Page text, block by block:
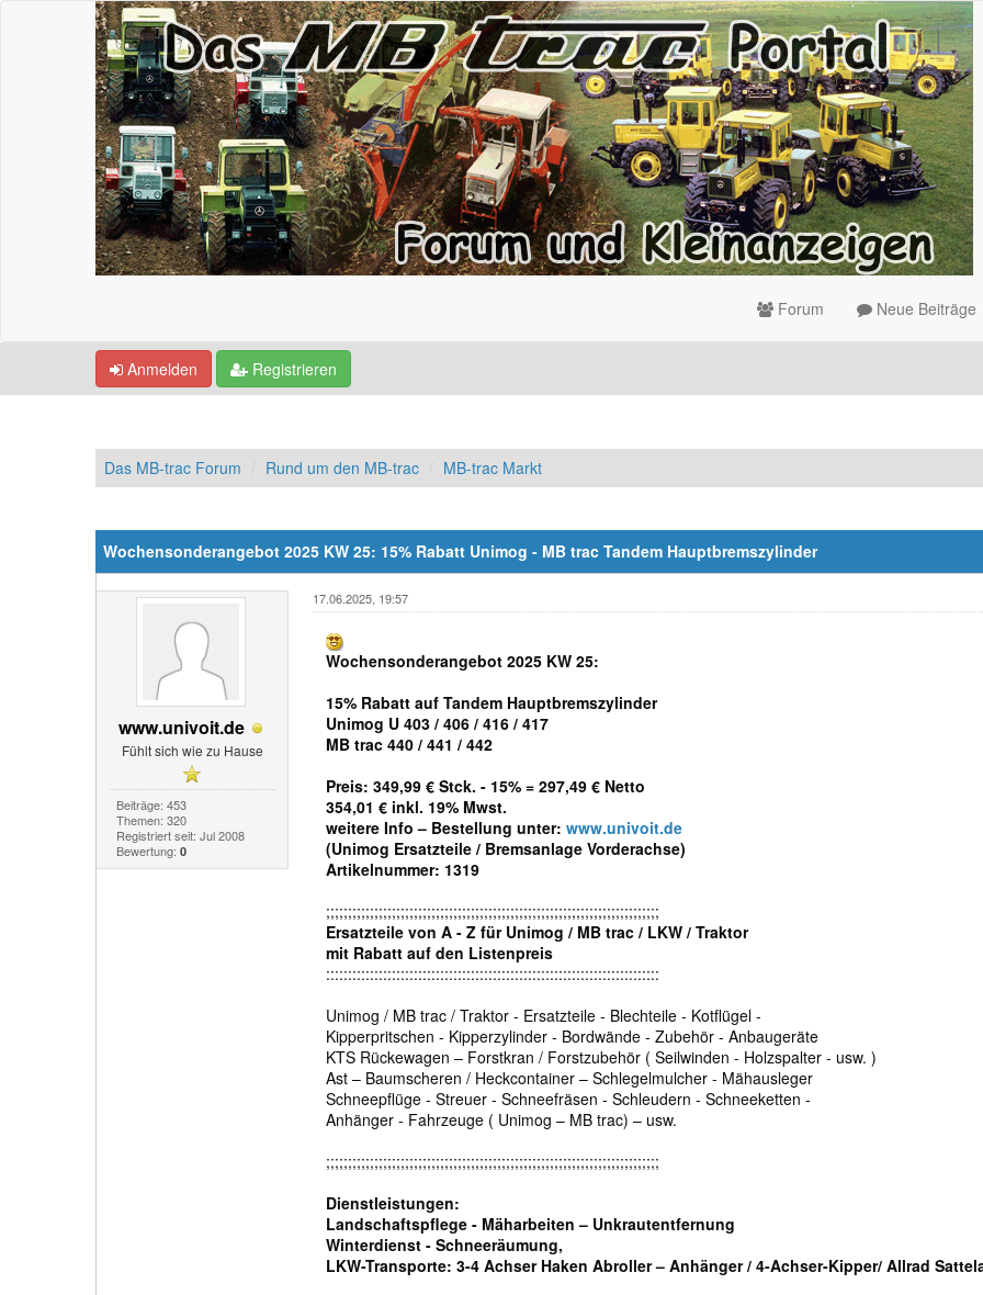
Forum Neue Beiträge
Anmelden Registrieren
Das MB-trac Forum Rund um den MB-trac MB-trac Markt
Wochensonderangebot 2025 KW 25: 15% Rabatt Unimog - MB trac Tandem Hauptbremszylinder
www.univoit.de
Fühlt sich wie zu Hause
Beiträge: 453
Themen: 320
Registriert seit: Jul 2008
Bewertung: 0
17.06.2025, 19:57
Wochensonderangebot 2025 KW 25:
15% Rabatt auf Tandem Hauptbremszylinder
Unimog U 403 / 406 / 416 / 417
MB trac 440 / 441 / 442
Preis: 349,99 € Stck. - 15% = 297,49 € Netto
354,01 € inkl. 19% Mwst.
weitere Info – Bestellung unter: www.univoit.de
(Unimog Ersatzteile / Bremsanlage Vorderachse)
Artikelnummer: 1319
;;;;;;;;;;;;;;;;;;;;;;;;;;;;;;;;;;;;;;;;;;;;;;;;;;;;;;;;;;;;;;;;;;;;;;;;;;;;
Ersatzteile von A - Z für Unimog / MB trac / LKW / Traktor
mit Rabatt auf den Listenpreis
::::::::::::::::::::::::::::::::::::::::::::::::::::::::::::::::::::::::::::
Unimog / MB trac / Traktor - Ersatzteile - Blechteile - Kotflügel -
Kipperpritschen - Kipperzylinder - Bordwände - Zubehör - Anbaugeräte
KTS Rückewagen – Forstkran / Forstzubehör ( Seilwinden - Holzspalter - usw. )
Ast – Baumscheren / Heckcontainer – Schlegelmulcher - Mähausleger
Schneepflüge - Streuer - Schneefräsen - Schleudern - Schneeketten -
Anhänger - Fahrzeuge ( Unimog – MB trac) – usw.
;;;;;;;;;;;;;;;;;;;;;;;;;;;;;;;;;;;;;;;;;;;;;;;;;;;;;;;;;;;;;;;;;;;;;;;;;;;;
Dienstleistungen:
Landschaftspflege - Mäharbeiten – Unkrautentfernung
Winterdienst - Schneeräumung,
LKW-Transporte: 3-4 Achser Haken Abroller – Anhänger / 4-Achser-Kipper/ Allrad